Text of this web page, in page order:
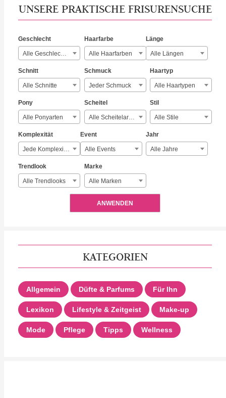
UNSERE PRAKTISCHE FRISURENSUCHE
Geschlecht
Alle Geschlechter
Haarfarbe
Alle Haarfarben
Länge
Alle Längen
Schnitt
Alle Schnitte
Schmuck
Jeder Schmuck
Haartyp
Alle Haartypen
Pony
Alle Ponyarten
Scheitel
Alle Scheitelarten
Stil
Alle Stile
Komplexität
Jede Komplexität
Event
Alle Events
Jahr
Alle Jahre
Trendlook
Alle Trendlooks
Marke
Alle Marken
ANWENDEN
KATEGORIEN
Allgemein Düfte & Parfums Für Ihn
Lexikon Lifestyle & Zeitgeist Make-up
Mode Pflege Tipps Wellness